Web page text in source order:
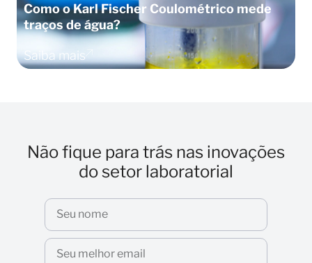
Como o Karl Fischer Coulométrico mede
traços de água?
Saiba mais
Não fique para trás nas inovações
do setor laboratorial